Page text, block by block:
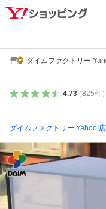
ダイムファクトリー
4.73（825件）
ダイムファクトリー Yahoo!店